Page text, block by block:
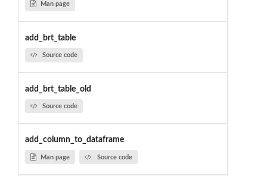
Man page
add_brt_table
Source code
add_brt_table_old
Source code
add_column_to_dataframe
Man page Source code